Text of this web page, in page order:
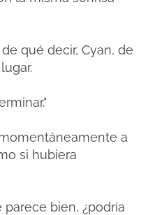
qué decir, Cyan, de
a
si hubiera
parece bien, ¿podría